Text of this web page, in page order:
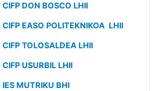
CIFP DON BOSCO LHII
CIFP EASO POLITEKNIKOA LHII
CIFP TOLOSALDEA LHII
CIFP USURBIL LHII
IES MUTRIKU BHI